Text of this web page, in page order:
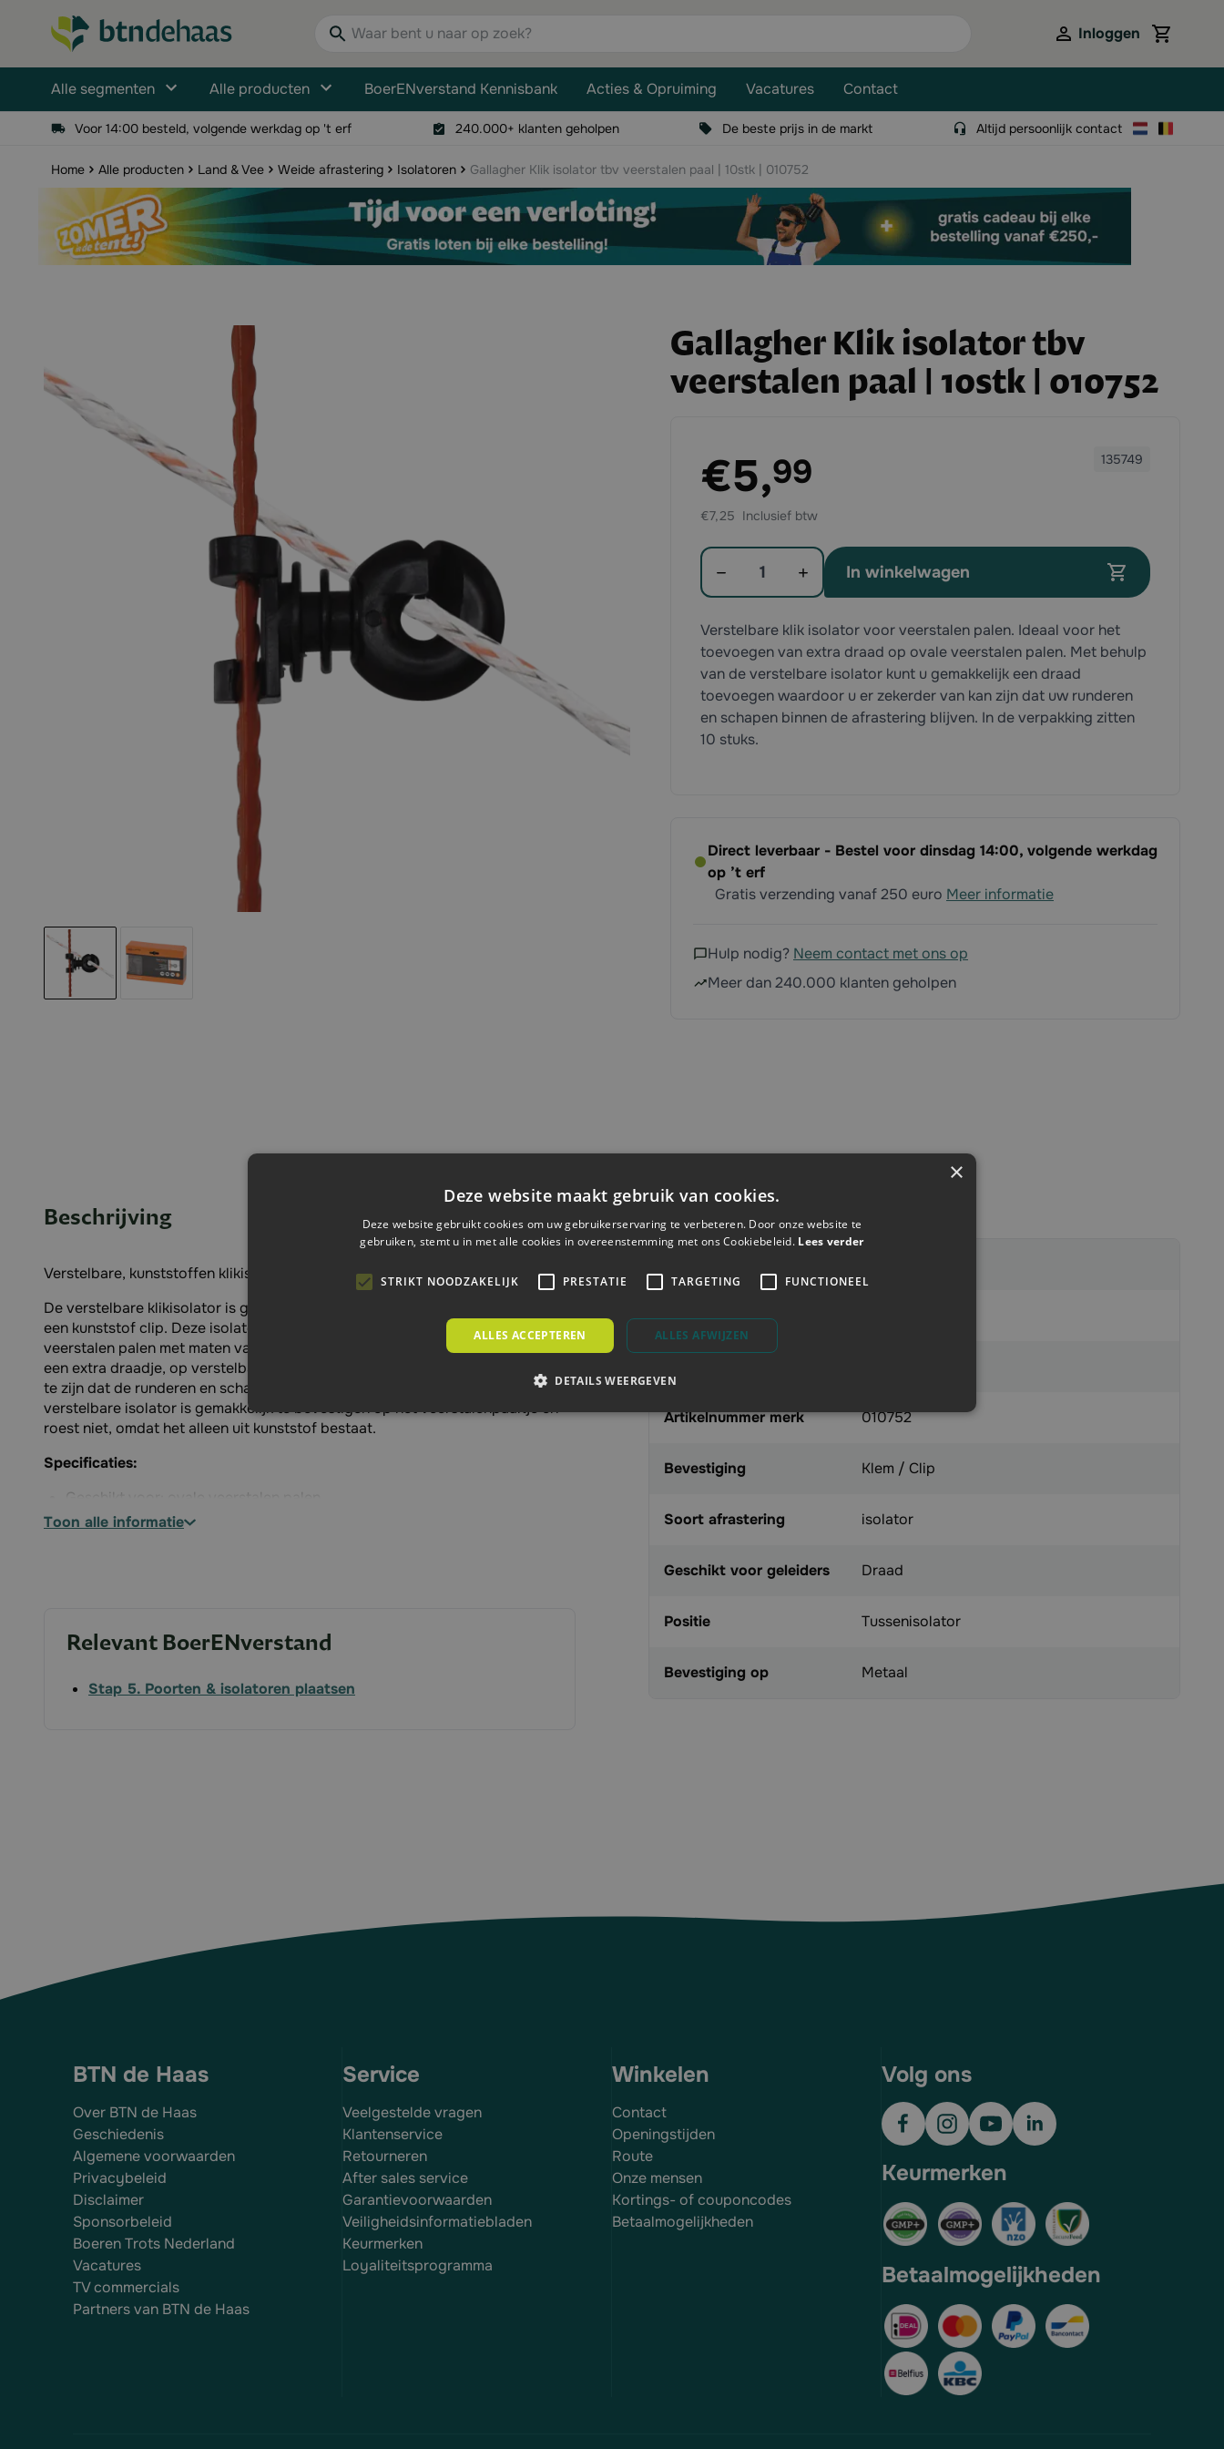
Waar bent u naar op zoek? Inloggen View
Alle segmenten Alle producten BoerENverstand Kennisbank Acties & Opruiming Vacatures Contact
Voor 14:00 besteld, volgende werkdag op 't erf 240.000+ klanten geholpen De beste prijs in de markt Altijd persoonlijk contact
Home Alle producten Land & Vee Weide afrastering Isolatoren Gallagher Klik isolator tbv veerstalen paal | 10stk | 010752
Gallagher Klik isolator tbv
veerstalen paal | 10stk | 010752
Exclusief btw:
€5,99
€7,25
135749
Aantal
In winkelwagen
Verstelbare klik isolator voor veerstalen palen. Ideaal voor het
toevoegen van extra draad op ovale veerstalen palen. Met behulp
van de verstelbare isolator kunt u gemakkelijk een draad
toevoegen waardoor u er zekerder van kan zijn dat uw runderen
en schapen binnen de afrastering blijven. In de verpakking zitten
10 stuks.
Direct leverbaar - Bestel voor dinsdag 14:00, volgende werkdag
op ’t erf
Gratis verzending vanaf 250 euro Meer informatie
Hulp nodig? Neem contact met ons op
Meer dan 240.000 klanten geholpen
Beschrijving
Verstelbare, kunststoffen klikisolator!
De verstelbare klikisolator is geschikt voor ovale veerstalen palen en heeft
een kunststof clip. Deze isolator is enkel en alleen geschikt voor ovale
veerstalen palen met maten van 7 en 10 mm. De isolator wordt gebruikt om
een extra draadje, op verstelbare hoogte, toe te voegen. Dit om er zeker van
te zijn dat de runderen en schapen binnen de afrastering blijven. De
verstelbare isolator is gemakkelijk te bevestigen op het veerstalenpaaltje en
roest niet, omdat het alleen uit kunststof bestaat.
Specificaties:
Geschikt voor: ovale veerstalen palen
Te gebruiken met: draad
toon alle informatie
Relevant BoerENverstand
Stap 5. Poorten & isolatoren plaatsen
Specificaties
Aanbieding
Artikelnummer merk 010752
Bevestiging Klem / Clip
Soort afrastering isolator
Geschikt voor geleiders Draad
Positie Tussenisolator
Bevestiging op Metaal
BTN de Haas
Over BTN de Haas
Geschiedenis
Algemene voorwaarden
Privacybeleid
Disclaimer
Sponsorbeleid
Boeren Trots Nederland
Vacatures
TV commercials
Partners van BTN de Haas
Service
Veelgestelde vragen
Klantenservice
Retourneren
After sales service
Garantievoorwaarden
Veiligheidsinformatiebladen
Keurmerken
Loyaliteitsprogramma
Winkelen
Contact
Openingstijden
Route
Onze mensen
Kortings- of couponcodes
Betaalmogelijkheden
Volg ons
Keurmerken
Betaalmogelijkheden
×
Deze website maakt gebruik van cookies.
Deze website gebruikt cookies om uw gebruikerservaring te verbeteren. Door onze website te
gebruiken, stemt u in met alle cookies in overeenstemming met ons Cookiebeleid. Lees verder
STRIKT NOODZAKELIJK PRESTATIE TARGETING FUNCTIONEEL
ALLES ACCEPTEREN ALLES AFWIJZEN
DETAILS WEERGEVEN